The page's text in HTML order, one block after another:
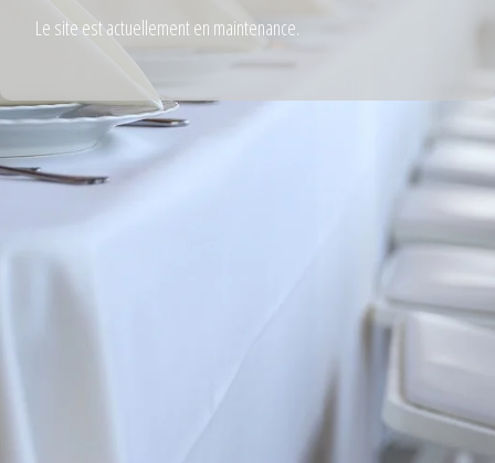
Le site est actuellement en maintenance.